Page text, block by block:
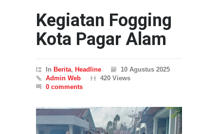
Kegiatan Fogging
Kota Pagar Alam
In Berita, Headline
10 Agustus 2025
Admin Web
420 Views
0 comments